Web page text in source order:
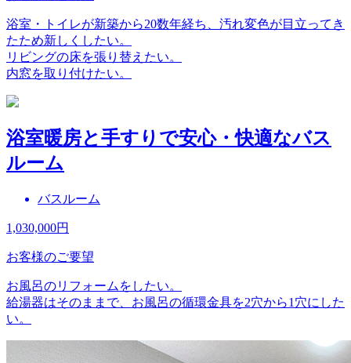
浴室・トイレが新築から20数年経ち、汚れ変色が目立ってき
たため新しくしたい。
リビングの床を張り替えたい。
内窓を取り付けたい。
浴室暖房と手すりで安心・快適なバス
ルーム
バスルーム
1,030,000円
お客様のご要望
お風呂のリフォームをしたい。
給湯器はそのままで、お風呂の循環金具を2穴から1穴にした
い。